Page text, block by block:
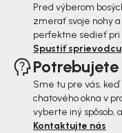
Pred výberom
zmerať svoje nohy
perfektne sedieť pri
Spustiť sprievodcu
Sme tu pre vás,
chatového okna v
vyberte iný spôsob,
Kontaktujte nás